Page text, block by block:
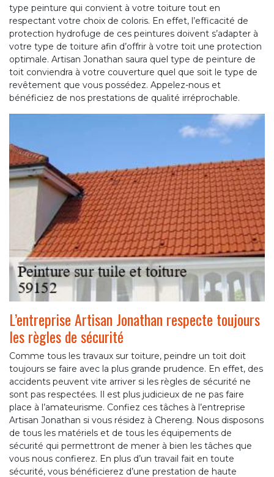
type peinture qui convient à votre toiture tout en
respectant votre choix de coloris. En effet, l’efficacité de
protection hydrofuge de ces peintures doivent s’adapter à
votre type de toiture afin d’offrir à votre toit une protection
optimale. Artisan Jonathan saura quel type de peinture de
toit conviendra à votre couverture quel que soit le type de
revêtement que vous possédez. Appelez-nous et
bénéficiez de nos prestations de qualité irréprochable.
L’entreprise Artisan Jonathan respecte toujours
les règles de sécurité
Comme tous les travaux sur toiture, peindre un toit doit
toujours se faire avec la plus grande prudence. En effet, des
accidents peuvent vite arriver si les règles de sécurité ne
sont pas respectées. Il est plus judicieux de ne pas faire
place à l’amateurisme. Confiez ces tâches à l’entreprise
Artisan Jonathan si vous résidez à Chereng. Nous disposons
de tous les matériels et de tous les équipements de
sécurité qui permettront de mener à bien les tâches que
vous nous confierez. En plus d’un travail fait en toute
sécurité, vous bénéficierez d’une prestation de haute